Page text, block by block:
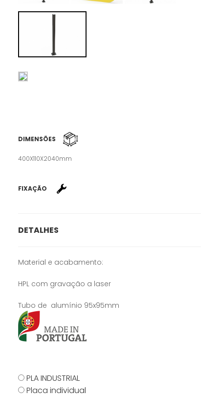
DIMENSÕES
400X110X2040mm
FIXAÇÃO
DETALHES
Material e acabamento:
HPL com gravação a laser
Tubo de alumínio 95x95mm
PLA INDUSTRIAL
Placa individual